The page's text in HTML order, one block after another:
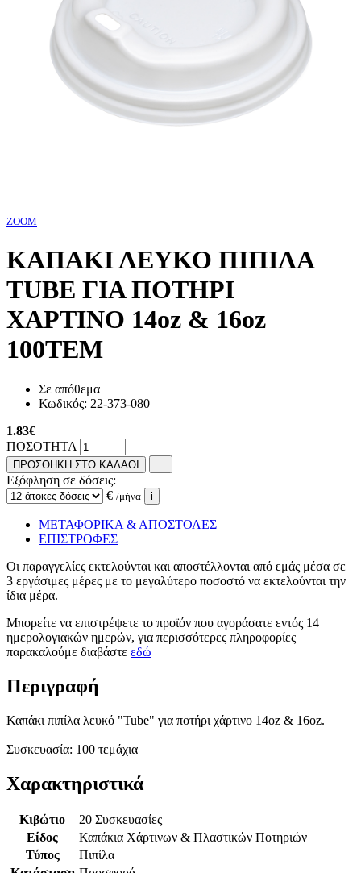
ZOOM
ΚΑΠΑΚΙ ΛΕΥΚΟ ΠΙΠΙΛΑ
TUBE ΓΙΑ ΠΟΤΗΡΙ
ΧΑΡΤΙΝΟ 14oz & 16oz
100ΤΕΜ
Σε απόθεμα
Κωδικός: 22-373-080
1.83€
ΠΟΣΟΤΗΤΑ
ΠΡΟΣΘΗΚΗ ΣΤΟ ΚΑΛΑΘΙ
Εξόφληση σε δόσεις:
€ /μήνα i
ΜΕΤΑΦΟΡΙΚΑ & ΑΠΟΣΤΟΛΕΣ
ΕΠΙΣΤΡΟΦΕΣ
Οι παραγγελίες εκτελούνται και αποστέλλονται από εμάς μέσα σε
3 εργάσιμες μέρες με το μεγαλύτερο ποσοστό να εκτελούνται την
ίδια μέρα.
Μπορείτε να επιστρέψετε το προϊόν που αγοράσατε εντός 14
ημερολογιακών ημερών, για περισσότερες πληροφορίες
παρακαλούμε διαβάστε εδώ
Περιγραφή
Καπάκι πιπίλα λευκό "Tube" για ποτήρι χάρτινο 14oz & 16oz.
Συσκευασία: 100 τεμάχια
Χαρακτηριστικά
Κιβώτιο
20 Συσκευασίες
Είδος
Καπάκια Χάρτινων & Πλαστικών Ποτηριών
Τύπος
Πιπίλα